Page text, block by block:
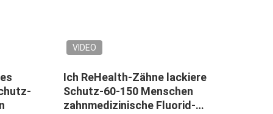
VIDEO
Ich ReHealth-Zähne lackiere
Schutz-60-150 Menschen
zahnmedizinische Fluorid-